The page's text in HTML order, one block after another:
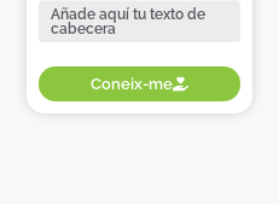
Añade aquí tu texto de
cabecera
Coneix-me